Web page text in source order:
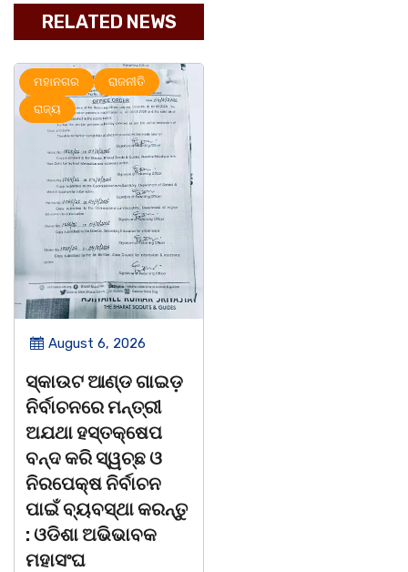
RELATED NEWS
ମହାନଗର
ରାଜନୀତି
ରାଜ୍ୟ
August 6, 2026
ସ୍କାଉଟ ଆଣ୍ଡ ଗାଇଡ଼
ନିର୍ବାଚନରେ ମନ୍ତ୍ରୀ
ଅଯଥା ହସ୍ତକ୍ଷେପ
ବନ୍ଦ କରି ସ୍ୱଚ୍ଛ ଓ
ନିରପେକ୍ଷ ନିର୍ବାଚନ
ପାଇଁ ବ୍ୟବସ୍ଥା କରନ୍ତୁ
: ଓଡିଶା ଅଭିଭାବକ
ମହାସଂଘ